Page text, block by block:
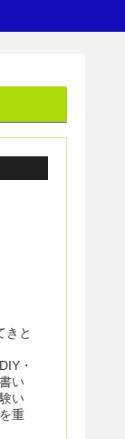
きと
・
い
い
重